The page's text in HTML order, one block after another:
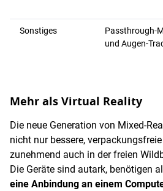
Sonstiges
Passthrough-
und Augen-
Mehr als Virtual Reality
Die neue Generation von Mixed-
nicht nur bessere,
zunehmend auch in der freien
Die Geräte sind autark, benötigen
eine Anbindung an einem